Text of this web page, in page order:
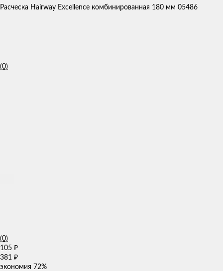
Расческа Hairway Excellence комбинированная 180 мм 05486
(0)
(0)
105 ₽
381 ₽
экономия 72%